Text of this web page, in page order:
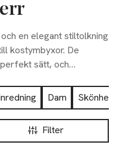
en elegant stiltolkning
kostymbyxor. De
sätt, och
Dam
Skönhet
Filter